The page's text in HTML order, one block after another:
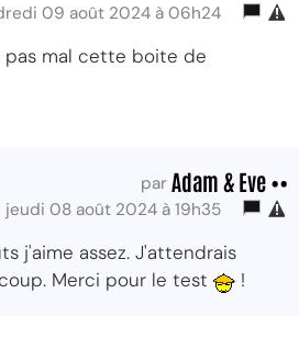
09 août 2024 à 06h24
mal cette boite de
par Adam & Eve ••
jeudi 08 août 2024 à 19h35
j'aime assez. J'attendrais
Merci pour le test
!